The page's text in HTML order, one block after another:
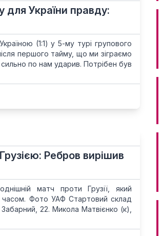
для України правду:
(1:1) у 5-му турі групового
першого тайму, що ми зіграємо
по нам ударив. Потрібен був
Ребров вирішив
матч проти Грузії, який
часом. Фото УАФ Стартовий склад
22. Микола Матвієнко (к),